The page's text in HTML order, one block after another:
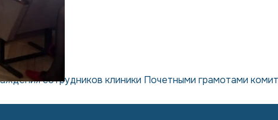
сотрудников клиники Почетными грамотами